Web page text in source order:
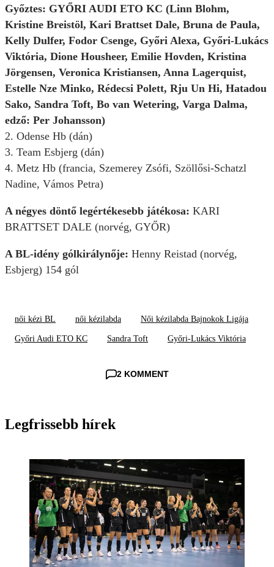
Győztes: GYŐRI AUDI ETO KC (Linn Blohm,
Kristine Breistöl, Kari Brattset Dale, Bruna de Paula,
Kelly Dulfer, Fodor Csenge, Győri Alexa, Győri-Lukács
Viktória, Dione Housheer, Emilie Hovden, Kristina
Jörgensen, Veronica Kristiansen, Anna Lagerquist,
Estelle Nze Minko, Rédecsi Polett, Rju Un Hi, Hatadou
Sako, Sandra Toft, Bo van Wetering, Varga Dalma,
edző: Per Johansson)
2. Odense Hb (dán)
3. Team Esbjerg (dán)
4. Metz Hb (francia, Szemerey Zsófi, Szöllősi-Schatzl
Nadine, Vámos Petra)
A négyes döntő legértékesebb játékosa: KARI
BRATTSET DALE (norvég, GYŐR)
A BL-idény gólkirálynője: Henny Reistad (norvég,
Esbjerg) 154 gól
női kézi BL női kézilabda Női kézilabda Bajnokok Ligája
Győri Audi ETO KC Sandra Toft Győri-Lukács Viktória
2 KOMMENT
Legfrissebb hírek